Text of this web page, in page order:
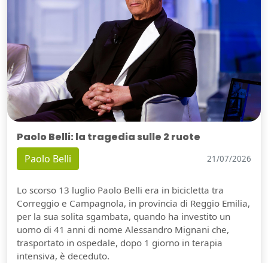
Paolo Belli: la tragedia sulle 2 ruote
Paolo Belli 21/07/2026
Lo scorso 13 luglio Paolo Belli era in bicicletta tra
Correggio e Campagnola, in provincia di Reggio Emilia,
per la sua solita sgambata, quando ha investito un
uomo di 41 anni di nome Alessandro Mignani che,
trasportato in ospedale, dopo 1 giorno in terapia
intensiva, è deceduto.